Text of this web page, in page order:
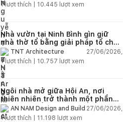
1lượt thích | 10.445 lượt xem
Nhà vườn tại Ninh Bình gìn giữ
nhà thờ tổ bằng giải pháp tổ chức
lại không gian
TNT Architecture
27/06/2026,
1lượt thích | 10.757 lượt xem
Ngôi nhà mở giữa Hội An, nơi
thiên nhiên trở thành một phần
của cuộc sống
AN NAM Design and Build 27/06/2026,
1lượt thích | 11.198 lượt xem